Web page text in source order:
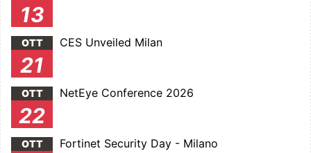
13
OTT
21
CES Unveiled Milan
OTT
22
NetEye Conference 2026
OTT Fortinet Security Day - Milano